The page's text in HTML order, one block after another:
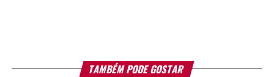
TAMBÉM PODE GOSTAR